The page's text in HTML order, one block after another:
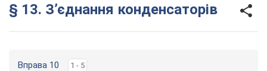
§ 13. З’єднання конденсаторів
Вправа 10 1 - 5